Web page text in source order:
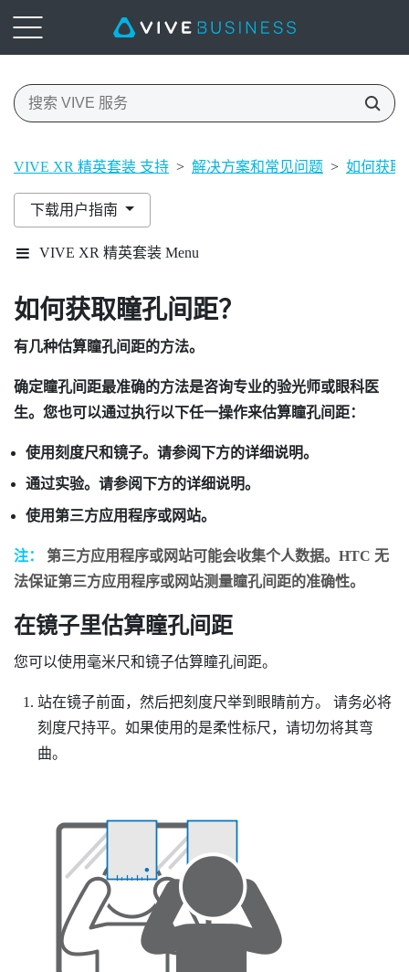
VIVE XR 精英套装 支持 > 解决方案和常见问题 > 如何获取
下载用户指南
VIVE XR 精英套装 Menu
如何获取瞳孔间距？
有几种估算瞳孔间距的方法。
确定瞳孔间距最准确的方法是咨询专业的验光师或眼科医
生。您也可以通过执行以下任一操作来估算瞳孔间距：
使用刻度尺和镜子。请参阅下方的详细说明。
通过实验。请参阅下方的详细说明。
使用第三方应用程序或网站。
注：
第三方应用程序或网站可能会收集个人数据。HTC 无
法保证第三方应用程序或网站测量瞳孔间距的准确性。
在镜子里估算瞳孔间距
您可以使用毫米尺和镜子估算瞳孔间距。
站在镜子前面，然后把刻度尺举到眼睛前方。 请务必将
刻度尺持平。如果使用的是柔性标尺，请切勿将其弯
曲。